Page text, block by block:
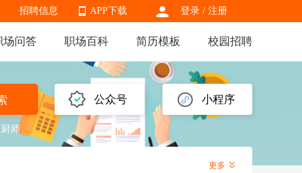
登录 / 注册
APP下载
APP下载
招聘信息
场问答 职场百科 简历模板 校园招聘
公众号 小程序
厨师
更多